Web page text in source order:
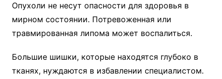
Опухоли не несут опасности для здоровья в
мирном состоянии. Потревоженная или
травмированная липома может воспалиться.
Большие шишки, которые находятся глубоко в
тканях, нуждаются в избавлении специалистом.